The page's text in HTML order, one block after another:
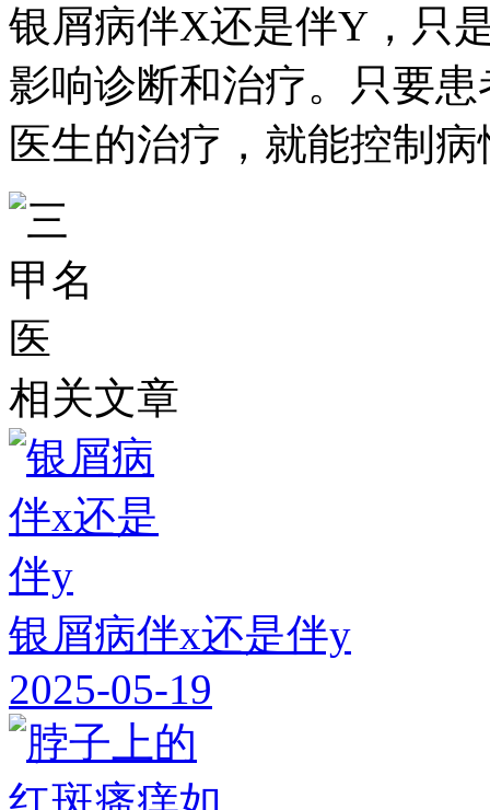
银屑病伴X还是伴Y，只
影响诊断和治疗。只要
医生的治疗，就能控制
相关文章
银屑病伴x还是伴y
2025-05-19